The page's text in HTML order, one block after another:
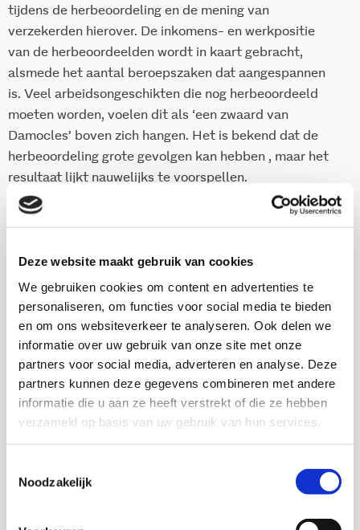
Deze website maakt gebruik van cookies
We gebruiken cookies om content en advertenties te
personaliseren, om functies voor social media te bieden
en om ons websiteverkeer te analyseren. Ook delen we
informatie over uw gebruik van onze site met onze
partners voor social media, adverteren en analyse. Deze
partners kunnen deze gegevens combineren met andere
informatie die u aan ze heeft verstrekt of die ze hebben
verzameld op basis van uw gebruik van hun services.
Noodzakelijk
tijdens de herbeoordeling en de mening van
verzekerden hierover. De inkomens- en werkpositie
van de herbeoordeelden wordt in kaart gebracht,
alsmede het aantal beroepszaken dat aangespannen
is. Veel arbeidsongeschikten die nog herbeoordeeld
moeten worden, voelen dit als ‘een zwaard van
Damocles’ boven zich hangen. Het is bekend dat de
herbeoordeling grote gevolgen kan hebben , maar het
resultaat lijkt nauwelijks te voorspellen.
Deze publicatie is helaas uitverkocht.
Onderzoekers
Gui van Hooijdonk
Caroline Rietbergen
Thema's